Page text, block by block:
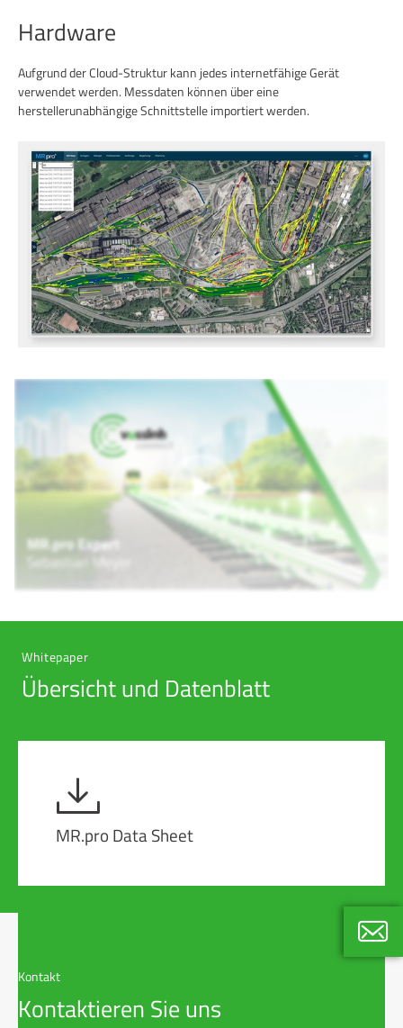
Hardware
Aufgrund der Cloud-Struktur kann jedes internetfähige Gerät
verwendet werden. Messdaten können über eine
herstellerunabhängige Schnittstelle importiert werden.
Whitepaper
Übersicht und Datenblatt
MR.pro Data Sheet
Kontakt
Kontaktieren Sie uns